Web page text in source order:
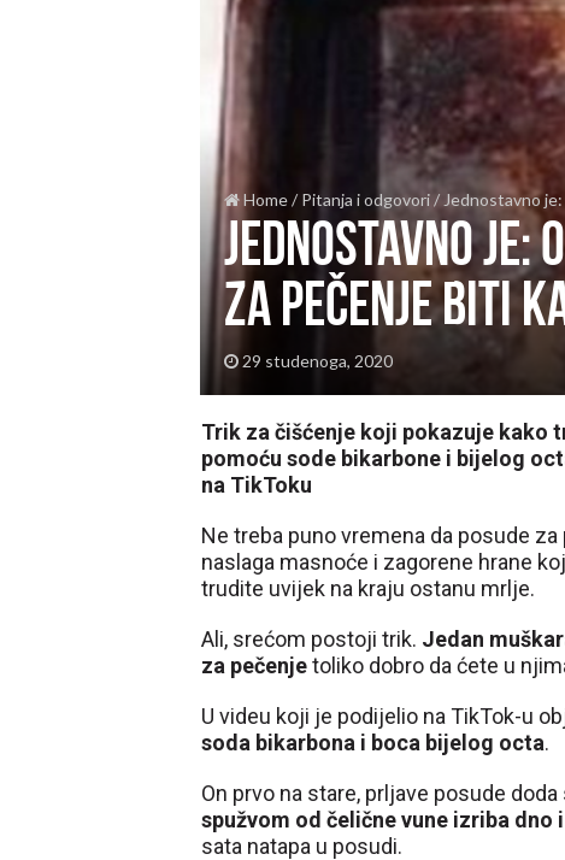
Home/ Pitanja i odgovori/ Jednostavno
Jednostavno je:
za pečenje biti
29 studenoga, 2020
Trik za čišćenje koji pokazuje kako
pomoću sode bikarbone i bijelog
na TikToku
Ne treba puno vremena da posude
naslaga masnoće i zagorene hrane
trudite uvijek na kraju ostanu mrlje.
Ali, srećom postoji trik. Jedan
za pečenjetoliko dobro da ćete u
U videu koji je podijelio na TikTok-u
soda bikarbona i boca bijelog octa.
On prvo na stare, prljave posude
spužvom od čelične vune izriba dno
sata natapa u posudi.